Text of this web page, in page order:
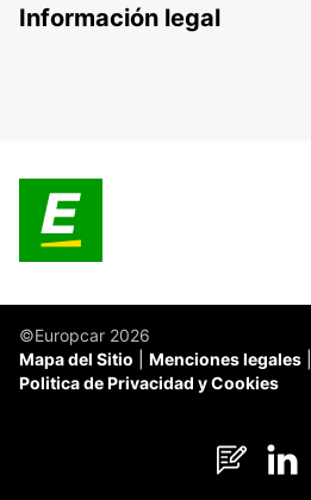
Información legal
©Europcar 2026
Mapa del Sitio
Menciones legales
Politica de Privacidad y Cookies